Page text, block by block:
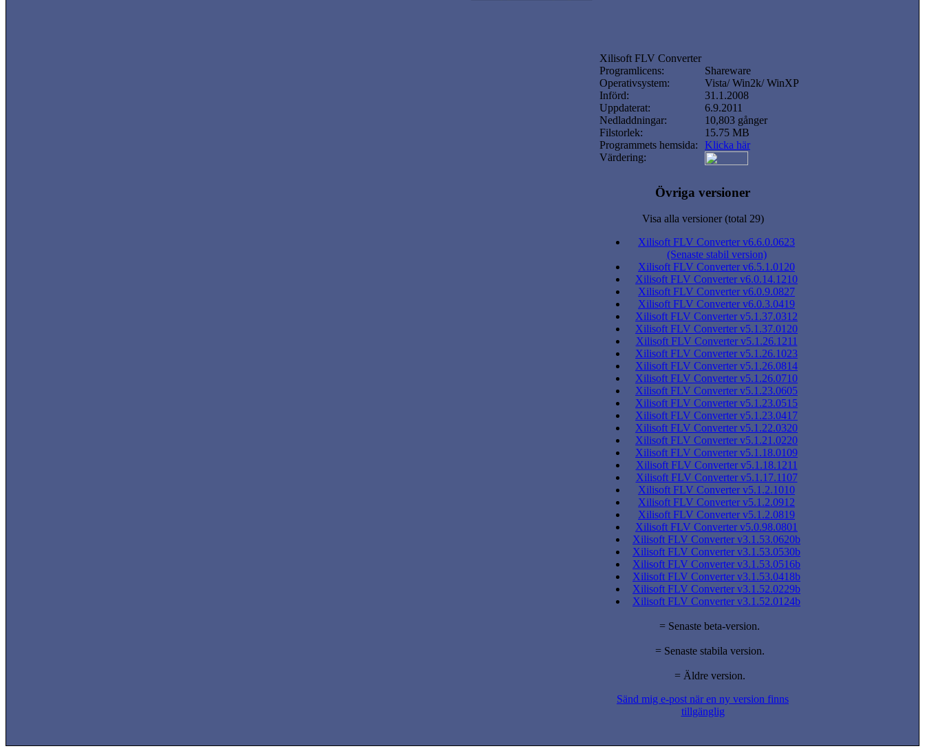
Xilisoft FLV Converter
Programlicens:
Shareware
Operativsystem:
Vista/ Win2k/ WinXP
Införd:
31.1.2008
Uppdaterat:
6.9.2011
Nedladdningar:
10,803 gånger
Filstorlek:
15.75 MB
Programmets hemsida:
Klicka här
Värdering:
Övriga versioner
Visa alla versioner (total 29)
Xilisoft FLV Converter v6.6.0.0623
(Senaste stabil version)
Xilisoft FLV Converter v6.5.1.0120
Xilisoft FLV Converter v6.0.14.1210
Xilisoft FLV Converter v6.0.9.0827
Xilisoft FLV Converter v6.0.3.0419
Xilisoft FLV Converter v5.1.37.0312
Xilisoft FLV Converter v5.1.37.0120
Xilisoft FLV Converter v5.1.26.1211
Xilisoft FLV Converter v5.1.26.1023
Xilisoft FLV Converter v5.1.26.0814
Xilisoft FLV Converter v5.1.26.0710
Xilisoft FLV Converter v5.1.23.0605
Xilisoft FLV Converter v5.1.23.0515
Xilisoft FLV Converter v5.1.23.0417
Xilisoft FLV Converter v5.1.22.0320
Xilisoft FLV Converter v5.1.21.0220
Xilisoft FLV Converter v5.1.18.0109
Xilisoft FLV Converter v5.1.18.1211
Xilisoft FLV Converter v5.1.17.1107
Xilisoft FLV Converter v5.1.2.1010
Xilisoft FLV Converter v5.1.2.0912
Xilisoft FLV Converter v5.1.2.0819
Xilisoft FLV Converter v5.0.98.0801
Xilisoft FLV Converter v3.1.53.0620b
Xilisoft FLV Converter v3.1.53.0530b
Xilisoft FLV Converter v3.1.53.0516b
Xilisoft FLV Converter v3.1.53.0418b
Xilisoft FLV Converter v3.1.52.0229b
Xilisoft FLV Converter v3.1.52.0124b
= Senaste beta-version.
= Senaste stabila version.
= Äldre version.
Sänd mig e-post när en ny version finns
tillgänglig